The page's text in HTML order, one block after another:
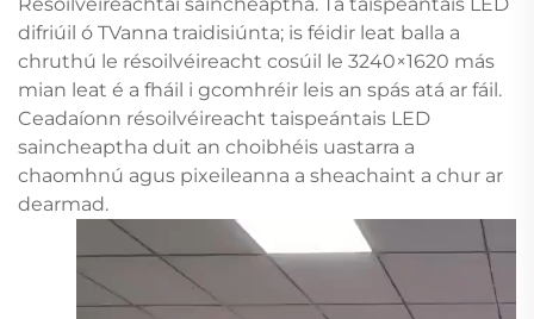
difriúil ó TVanna traidisiúnta; is féidir leat balla a
chruthú le résoilvéireacht cosúil le 3240×1620 más
mian leat é a fháil i gcomhréir leis an spás atá ar fáil.
Ceadaíonn résoilvéireacht taispeántais LED
saincheaptha duit an choibhéis uastarra a
chaomhnú agus pixeileanna a sheachaint a chur ar
dearmad.